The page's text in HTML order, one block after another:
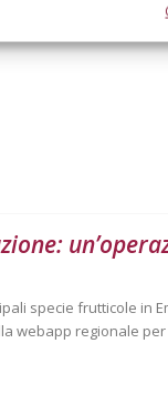
specie frutticole in
webapp regionale